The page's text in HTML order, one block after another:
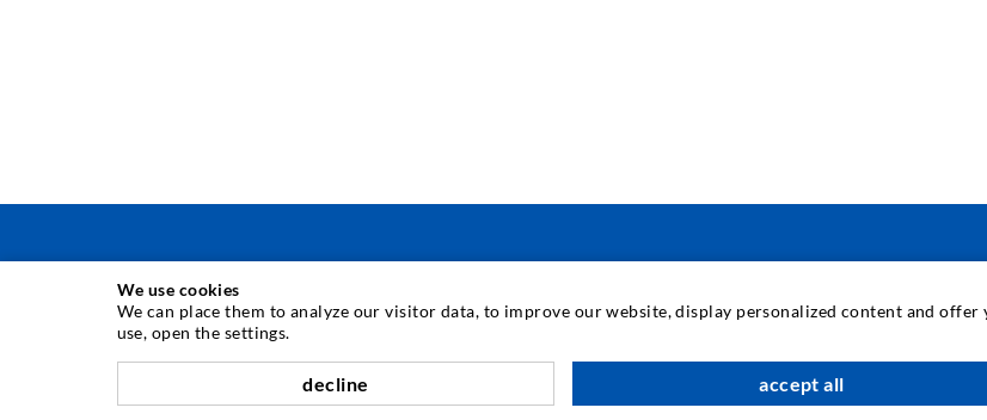
ИНЪЕКЦИОННAЯ ТЕХНИКA
Инъектирование трещин
Горизонтальная гидроизоляция
ПРОМЫШЛЕННЫЕ ТЕХНОЛОГИИ
We use cookies
We can place them to analyze our visitor data, to improve our website, display personalized content and
use, open the settings.
decline accept all